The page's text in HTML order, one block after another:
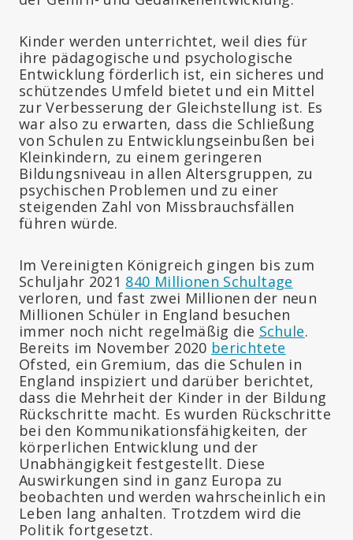
Kinder werden unterrichtet, weil dies für
ihre pädagogische und psychologische
Entwicklung förderlich ist, ein sicheres und
schützendes Umfeld bietet und ein Mittel
zur Verbesserung der Gleichstellung ist. Es
war also zu erwarten, dass die Schließung
von Schulen zu Entwicklungseinbußen bei
Kleinkindern, zu einem geringeren
Bildungsniveau in allen Altersgruppen, zu
psychischen Problemen und zu einer
steigenden Zahl von Missbrauchsfällen
führen würde.
Im Vereinigten Königreich gingen bis zum
Schuljahr 2021 840 Millionen Schultage
verloren, und fast zwei Millionen der neun
Millionen Schüler in England besuchen
immer noch nicht regelmäßig die Schule.
Bereits im November 2020 berichtete
Ofsted, ein Gremium, das die Schulen in
England inspiziert und darüber berichtet,
dass die Mehrheit der Kinder in der Bildung
Rückschritte macht. Es wurden Rückschritte
bei den Kommunikationsfähigkeiten, der
körperlichen Entwicklung und der
Unabhängigkeit festgestellt. Diese
Auswirkungen sind in ganz Europa zu
beobachten und werden wahrscheinlich ein
Leben lang anhalten. Trotzdem wird die
Politik fortgesetzt.